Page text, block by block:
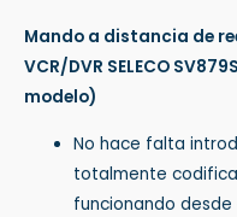
Mando a distancia de
VCR/DVR SELECO SV879S
modelo)
No hace falta
totalmente
funcionando